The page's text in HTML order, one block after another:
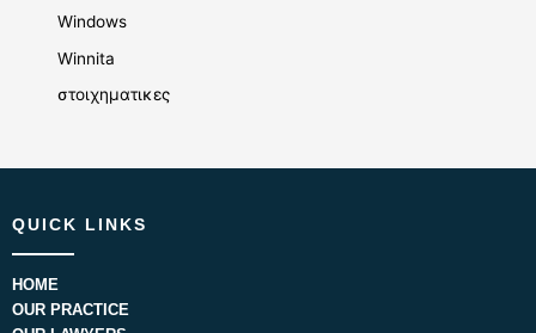
Windows
Winnita
στοιχηματικες
QUICK LINKS
HOME
OUR PRACTICE